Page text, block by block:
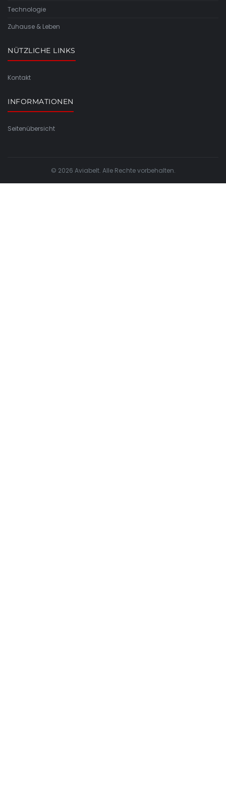
Technologie
Zuhause & Leben
NÜTZLICHE LINKS
Kontakt
INFORMATIONEN
Seitenübersicht
© 2026 Aviabelt. Alle Rechte vorbehalten.